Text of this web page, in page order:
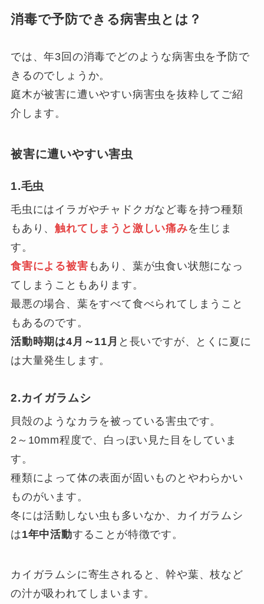
消毒で予防できる病害虫とは？
では、年3回の消毒でどのような病害虫を予防で
きるのでしょうか。
庭木が被害に遭いやすい病害虫を抜粋してご紹
介します。
被害に遭いやすい害虫
1.毛虫
毛虫にはイラガやチャドクガなど毒を持つ種類
もあり、触れてしまうと激しい痛みを生じま
す。
食害による被害 もあり、葉が虫食い状態になっ
てしまうこともあります。
最悪の場合、葉をすべて食べられてしまうこと
もあるのです。
活動時期は4月～11月 と長いですが、とくに夏に
は大量発生します。
2.カイガラムシ
貝殻のようなカラを被っている害虫です。
2～10mm程度で、白っぽい見た目をしていま
す。
種類によって体の表面が固いものとやわらかい
ものがいます。
冬には活動しない虫も多いなか、カイガラムシ
は1年中活動することが特徴です。
カイガラムシに寄生されると、幹や葉、枝など
の汁が吸われてしまいます。